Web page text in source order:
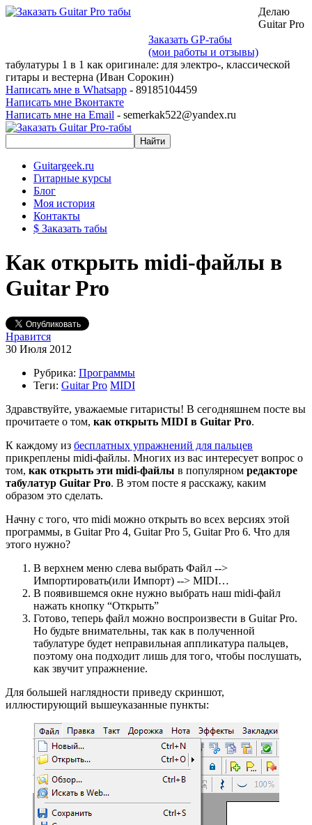
Заказать GP-табы
(мои работы и отзывы)
Делаю
Guitar Pro
табулатуры 1 в 1 как оригинале: для электро-, классической
гитары и вестерна (Иван Сорокин)
Написать мне в Whatsapp - 89185104459
Написать мне Вконтакте
Написать мне на Email - semerkak522@yandex.ru
Guitargeek.ru
Гитарные курсы
Блог
Моя история
Контакты
$ Заказать табы
Как открыть midi-файлы в
Guitar Pro
Нравится
30 Июля 2012
Рубрика: Программы
Теги: Guitar Pro MIDI
Здравствуйте, уважаемые гитаристы! В сегодняшнем посте вы
прочитаете о том, как открыть MIDI в Guitar Pro.
К каждому из бесплатных упражнений для пальцев
прикреплены midi-файлы. Многих из вас интересует вопрос о
том, как открыть эти midi-файлы в популярном редакторе
табулатур Guitar Pro. В этом посте я расскажу, каким
образом это сделать.
Начну с того, что midi можно открыть во всех версиях этой
программы, в Guitar Pro 4, Guitar Pro 5, Guitar Pro 6. Что для
этого нужно?
В верхнем меню слева выбрать Файл -->
Импортировать(или Импорт) --> MIDI…
В появившемся окне нужно выбрать наш midi-файл
нажать кнопку “Открыть”
Готово, теперь файл можно воcпроизвести в Guitar Pro.
Но будьте внимательны, так как в полученной
табулатуре будет неправильная аппликатура пальцев,
поэтому она подходит лишь для того, чтобы послушать,
как звучит упражнение.
Для большей наглядности приведу скриншот,
иллюстирующий вышеуказанные пункты: